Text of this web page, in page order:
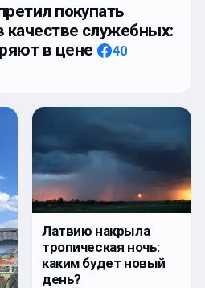
покупать
качестве служебных:
в цене
40
Латвию накрыла
тропическая ночь:
каким будет новый
день?